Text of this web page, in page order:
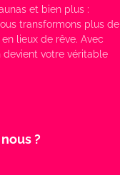
et bien plus :
transformons plus de
lieux de rêve. Avec
devient votre véritable
?